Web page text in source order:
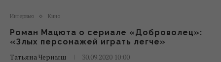
Интервью Кино
Роман Мацюта о сериале «Доброволец»:
«Злых персонажей играть легче»
Татьяна Черныш
30.09.2020 10:00